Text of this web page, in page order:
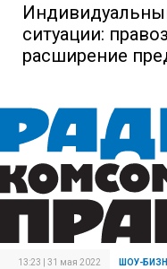
ситуации:
расширение
13:23 | 31 мая 2022 ШОУ-